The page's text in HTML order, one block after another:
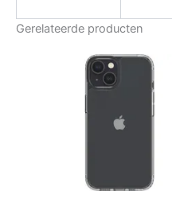
Gerelateerde producten